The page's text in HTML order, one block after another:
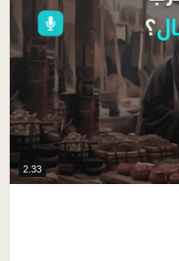
2.33